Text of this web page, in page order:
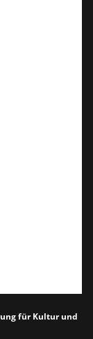
für Kultur und